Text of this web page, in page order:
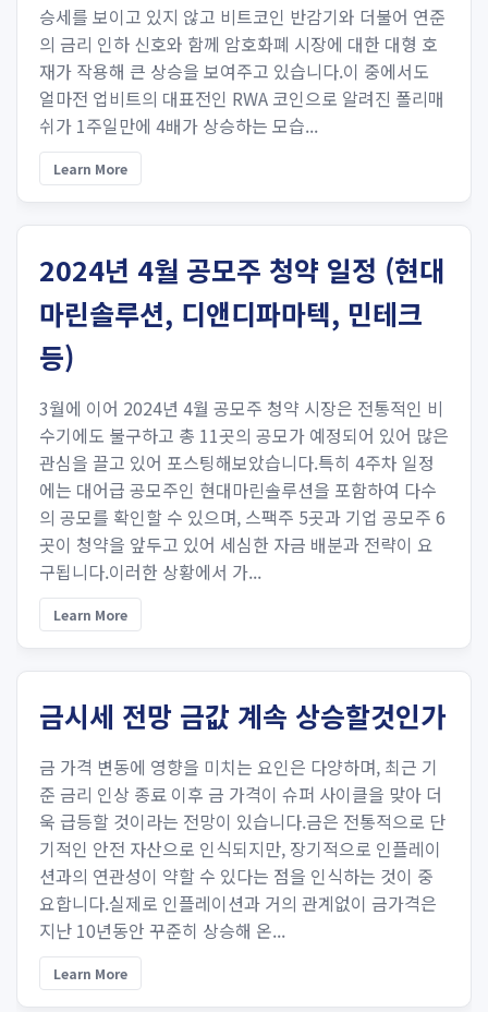
승세를 보이고 있지 않고 비트코인 반감기와 더불어 연준
의 금리 인하 신호와 함께 암호화폐 시장에 대한 대형 호
재가 작용해 큰 상승을 보여주고 있습니다.이 중에서도
얼마전 업비트의 대표전인 RWA 코인으로 알려진 폴리매
쉬가 1주일만에 4배가 상승하는 모습...
Learn More
2024년 4월 공모주 청약 일정 (현대
마린솔루션, 디앤디파마텍, 민테크
등)
3월에 이어 2024년 4월 공모주 청약 시장은 전통적인 비
수기에도 불구하고 총 11곳의 공모가 예정되어 있어 많은
관심을 끌고 있어 포스팅해보았습니다.특히 4주차 일정
에는 대어급 공모주인 현대마린솔루션을 포함하여 다수
의 공모를 확인할 수 있으며, 스팩주 5곳과 기업 공모주 6
곳이 청약을 앞두고 있어 세심한 자금 배분과 전략이 요
구됩니다.이러한 상황에서 가...
Learn More
금시세 전망 금값 계속 상승할것인가
금 가격 변동에 영향을 미치는 요인은 다양하며, 최근 기
준 금리 인상 종료 이후 금 가격이 슈퍼 사이클을 맞아 더
욱 급등할 것이라는 전망이 있습니다.금은 전통적으로 단
기적인 안전 자산으로 인식되지만, 장기적으로 인플레이
션과의 연관성이 약할 수 있다는 점을 인식하는 것이 중
요합니다.실제로 인플레이션과 거의 관계없이 금가격은
지난 10년동안 꾸준히 상승해 온...
Learn More